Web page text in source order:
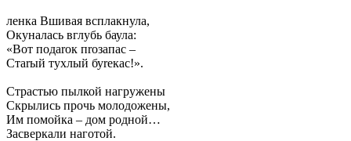
ленка Вшивая всплакнула,
Окуналась вглубь баула:
«Вот подаrок пrозапас –
Стаrый тухлый буrекас!».
Страстью пылкой нагружены
Скрылись прочь молодожены,
Им помойка – дом родной…
Засверкали наготой.